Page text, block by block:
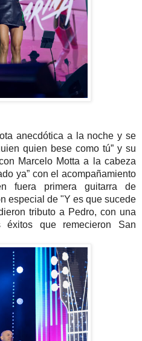
anecdótica a la noche y se
quien bese como tú” y su
Marcelo Motta a la cabeza
ya” con el acompañamiento
fuera primera guitarra de
especial de "Y es que sucede
tributo a Pedro, con una
que remecieron San